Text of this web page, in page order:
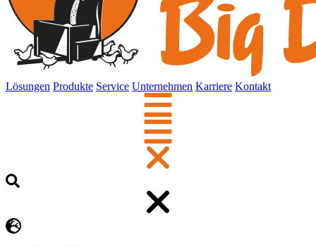
Lösungen Produkte Service Unternehmen Karriere Kontakt